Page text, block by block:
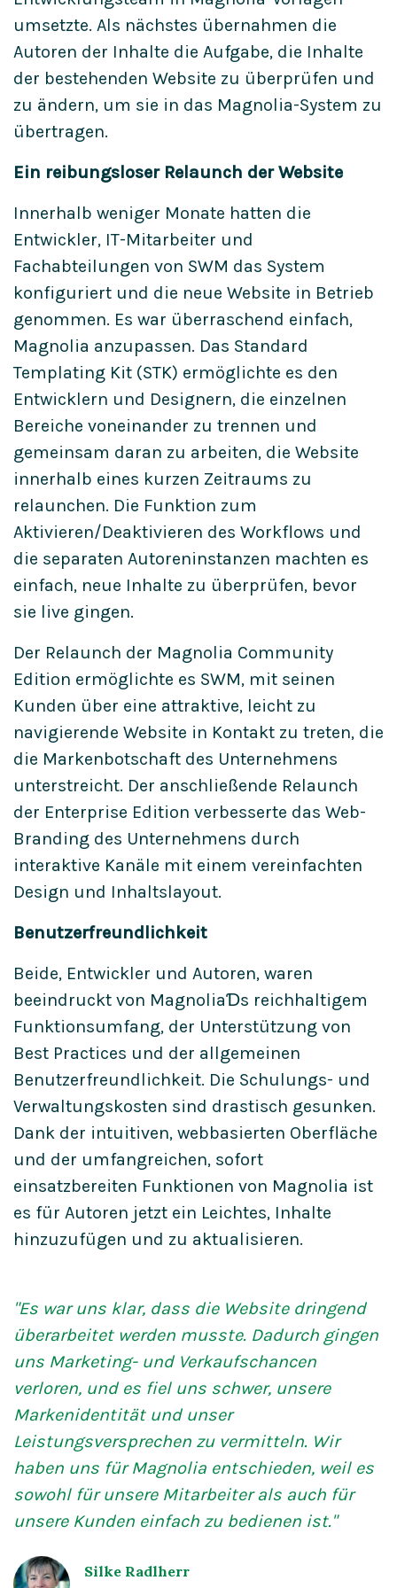
umsetzte. Als nächstes übernahmen die
Autoren der Inhalte die Aufgabe, die Inhalte
der bestehenden Website zu überprüfen und
zu ändern, um sie in das Magnolia-System zu
übertragen.
Ein reibungsloser Relaunch der Website
Innerhalb weniger Monate hatten die
Entwickler, IT-Mitarbeiter und
Fachabteilungen von SWM das System
konfiguriert und die neue Website in Betrieb
genommen. Es war überraschend einfach,
Magnolia anzupassen. Das Standard
Templating Kit (STK) ermöglichte es den
Entwicklern und Designern, die einzelnen
Bereiche voneinander zu trennen und
gemeinsam daran zu arbeiten, die Website
innerhalb eines kurzen Zeitraums zu
relaunchen. Die Funktion zum
Aktivieren/Deaktivieren des Workflows und
die separaten Autoreninstanzen machten es
einfach, neue Inhalte zu überprüfen, bevor
sie live gingen.
Der Relaunch der Magnolia Community
Edition ermöglichte es SWM, mit seinen
Kunden über eine attraktive, leicht zu
navigierende Website in Kontakt zu treten, die
die Markenbotschaft des Unternehmens
unterstreicht. Der anschließende Relaunch
der Enterprise Edition verbesserte das Web-
Branding des Unternehmens durch
interaktive Kanäle mit einem vereinfachten
Design und Inhaltslayout.
Benutzerfreundlichkeit
Beide, Entwickler und Autoren, waren
beeindruckt von MagnoliaƊs reichhaltigem
Funktionsumfang, der Unterstützung von
Best Practices und der allgemeinen
Benutzerfreundlichkeit. Die Schulungs- und
Verwaltungskosten sind drastisch gesunken.
Dank der intuitiven, webbasierten Oberfläche
und der umfangreichen, sofort
einsatzbereiten Funktionen von Magnolia ist
es für Autoren jetzt ein Leichtes, Inhalte
hinzuzufügen und zu aktualisieren.
"Es war uns klar, dass die Websitedringend
überarbeitet werden musste. Dadurch gingen
uns Marketing- und Verkaufschancen
verloren, undes fiel uns schwer, unsere
Markenidentitätund unser
Leistungsversprechen zu vermitteln. Wir
haben uns für Magnolia entschieden, weiles
sowohl für unsere Mitarbeiter als auch für
unsere Kunden einfach zubedienen ist."
Silke Radlherr